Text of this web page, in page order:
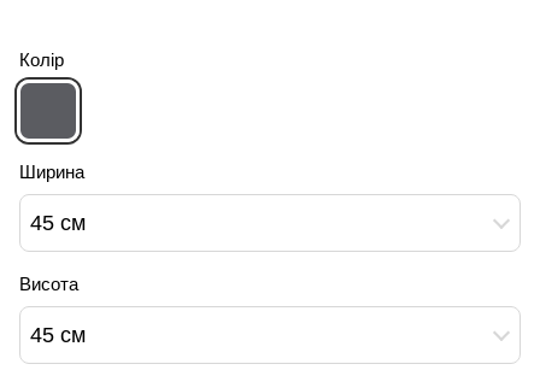
Колір
Ширина
45 см
Висота
45 см